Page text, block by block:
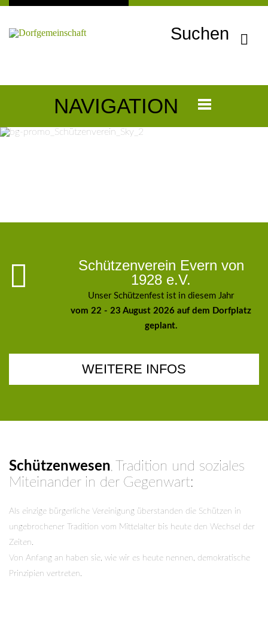
Suchen
NAVIGATION
Schützenverein Evern von
1928 e.V.
Unser Schützenfest ist in diesem Jahr
vom 22 - 23 August 2026 auf dem Dorfplatz
geplant.
WEITERE INFOS
Schützenwesen
Tradition und soziales
Miteinander in der Gegenwart:
Als einzige bürgerliche Vereinigung überstanden die Schützen in
ungebrochener Tradition vom Mittelalter bis heute den Wechsel der
Zeiten.
Von Anfang an haben sie, wie wir es heute nennen, demokratische
Prinzipien vertreten.